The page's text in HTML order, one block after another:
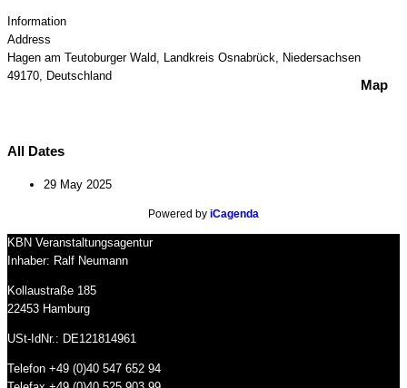
Information
Address
Hagen am Teutoburger Wald, Landkreis Osnabrück, Niedersachsen
49170, Deutschland
Map
All Dates
29 May 2025
Powered by iCagenda
KBN Veranstaltungsagentur
Inhaber: Ralf Neumann
Kollaustraße 185
22453 Hamburg
USt-IdNr.: DE121814961
Telefon +49 (0)40 547 652 94